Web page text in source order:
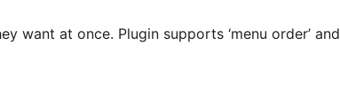
want at once. Plugin supports ‘menu order’ and